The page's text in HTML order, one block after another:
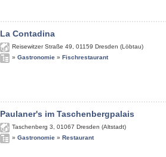
La Contadina
Reisewitzer Straße 49 01159 Dresden (Löbtau)
» Gastronomie » Fischrestaurant
Paulaner's im Taschenbergpalais
Taschenberg 3 01067 Dresden (Altstadt)
» Gastronomie » Restaurant